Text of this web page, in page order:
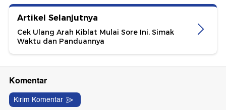
Artikel Selanjutnya
Cek Ulang Arah Kiblat Mulai Sore Ini, Simak
Waktu dan Panduannya